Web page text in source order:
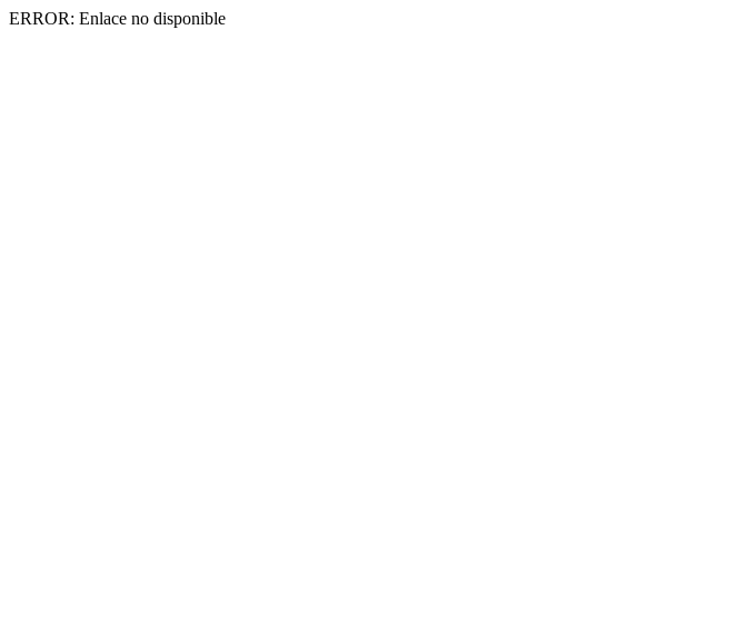
ERROR: Enlace no disponible